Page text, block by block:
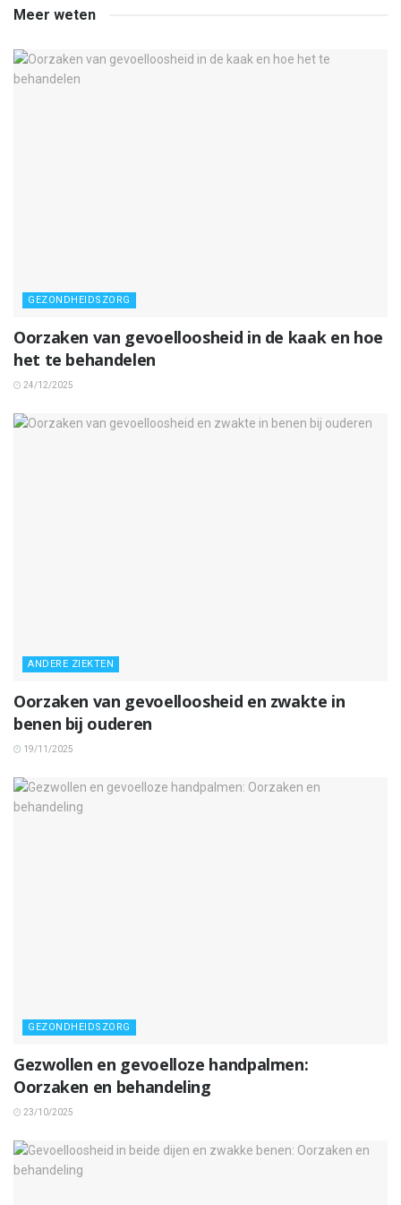
Meer weten
GEZONDHEIDSZORG
Oorzaken van gevoelloosheid in de kaak en hoe
het te behandelen
24/12/2025
ANDERE ZIEKTEN
Oorzaken van gevoelloosheid en zwakte in
benen bij ouderen
19/11/2025
GEZONDHEIDSZORG
Gezwollen en gevoelloze handpalmen:
Oorzaken en behandeling
23/10/2025